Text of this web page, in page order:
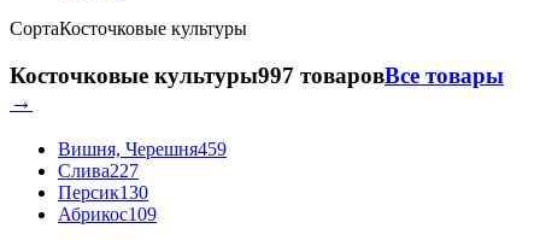
СортаКосточковые культуры
Косточковые культуры997 товаровВсе товары
→
Вишня, Черешня459
Слива227
Персик130
Абрикос109